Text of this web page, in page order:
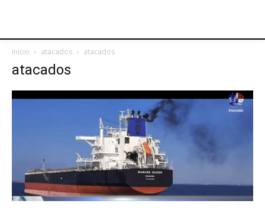
Inicio atacados atacados
atacados